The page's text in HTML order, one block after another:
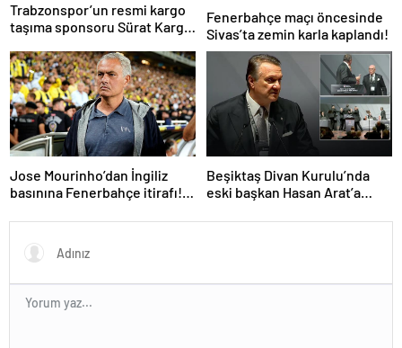
Trabzonspor’un resmi kargo
taşıma sponsoru Sürat Kargo
Fenerbahçe maçı öncesinde
Sivas’ta zemin karla kaplandı!
Jose Mourinho’dan İngiliz
basınına Fenerbahçe itirafı!
Beşiktaş Divan Kurulu’nda
eski başkan Hasan Arat’a
ertelendi